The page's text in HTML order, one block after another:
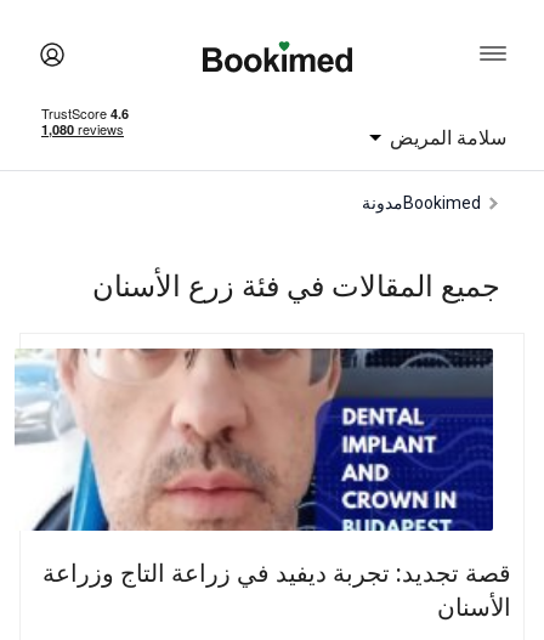
سلامة المريض
Bookimed مدونة
جميع المقالات في فئة زرع الأسنان
قصة تجديد: تجربة ديفيد في زراعة التاج وزراعة
الأسنان